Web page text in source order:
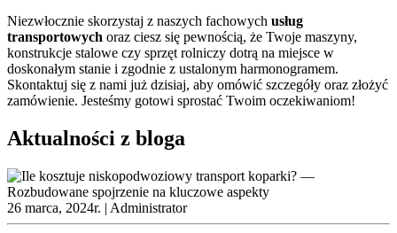
Niezwłocznie skorzystaj z naszych fachowych usług
transportowych oraz ciesz się pewnością, że Twoje maszyny,
konstrukcje stalowe czy sprzęt rolniczy dotrą na miejsce w
doskonałym stanie i zgodnie z ustalonym harmonogramem.
Skontaktuj się z nami już dzisiaj, aby omówić szczegóły oraz złożyć
zamówienie. Jesteśmy gotowi sprostać Twoim oczekiwaniom!
Aktualności z bloga
26 marca, 2024r. | Administrator